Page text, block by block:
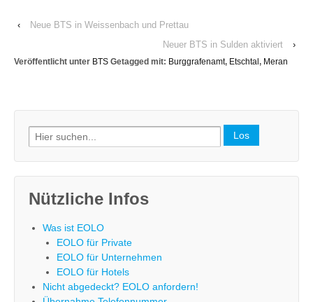
‹
Neue BTS in Weissenbach und Prettau
Neuer BTS in Sulden aktiviert
›
Veröffentlicht unter BTS Getagged mit: Burggrafenamt, Etschtal , Meran
Search
for:
Nützliche Infos
Was ist EOLO
EOLO für Private
EOLO für Unternehmen
EOLO für Hotels
Nicht abgedeckt? EOLO anfordern!